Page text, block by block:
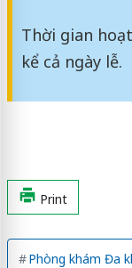
Thời gian
kể cả ngày lễ.
Print
Phòng khám Đa